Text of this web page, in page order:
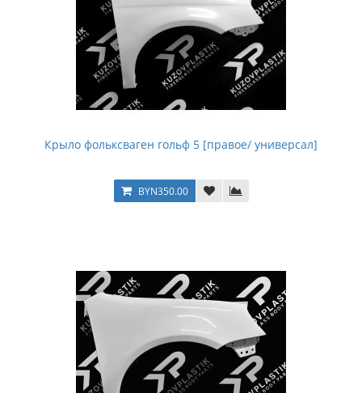
Крыло фольксваген гольф 5 [правое/ универсал]
BYN350.00